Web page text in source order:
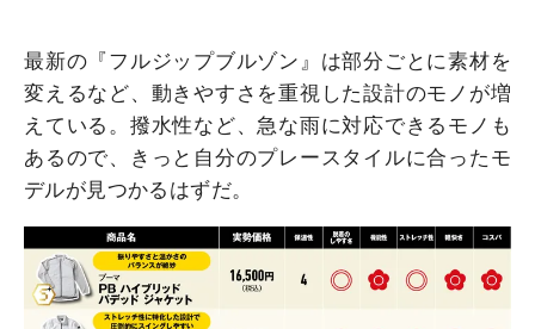
最新の『フルジップブルゾン』は部分ごとに素材を
変えるなど、動きやすさを重視した設計のモノが増
えている。撥水性など、急な雨に対応できるモノも
あるので、きっと自分のプレースタイルに合ったモ
デルが見つかるはずだ。